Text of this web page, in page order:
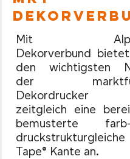
Mit Alpha-
Dekorverbund
den wichtigsten
der
Dekordrucker
zeitgleich eine
bemusterte
Tape® Kante an.